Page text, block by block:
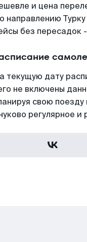
и цена
направлению
без пересадок
текущую дату
не включены
свою
регулярное